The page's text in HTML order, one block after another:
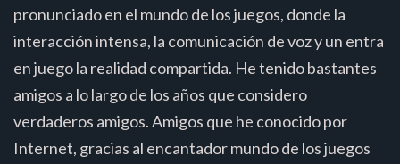
pronunciado en el mundo de los juegos, donde la
interacción intensa, la comunicación de voz y un entra
en juego la realidad compartida. He tenido bastantes
amigos a lo largo de los años que considero
verdaderos amigos. Amigos que he conocido por
Internet, gracias al encantador mundo de los juegos